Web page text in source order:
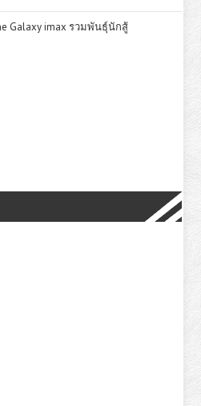
Galaxy imax รวมพันธุ์นักสู้